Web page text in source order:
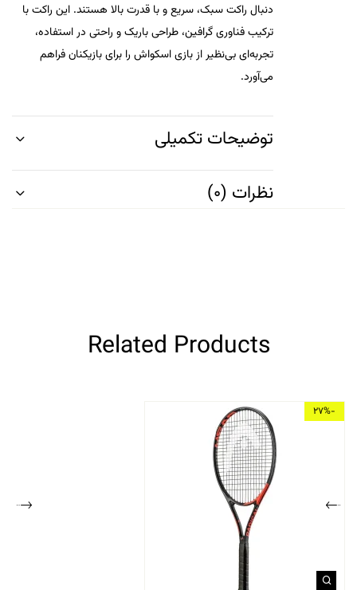
دنبال راکت سبک، سریع و با قدرت بالا هستند. این راکت با
ترکیب فناوری گرافین، طراحی باریک و راحتی در استفاده،
تجربه‌ای بی‌نظیر از بازی اسکواش را برای بازیکنان فراهم
می‌آورد.
توضیحات تکمیلی
نظرات (0)
Related Products
-27%